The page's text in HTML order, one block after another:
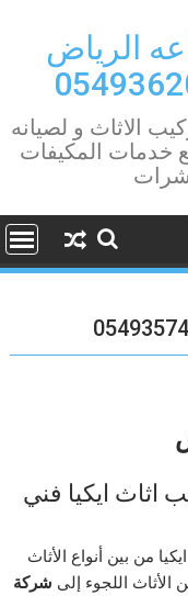
الرياض
الاثاث و لصيانه
خدمات المكيفات
اثاث ايكيا فني
من بين أنواع الأثاث
الأثاث اللجوء إلى شركة